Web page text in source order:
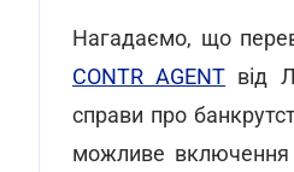
Нагадаємо, що
CONTR AGENT від
справи про
можливе включення